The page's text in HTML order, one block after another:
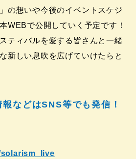
の想いや今後のイベントスケジ
WEBで公開していく予定です！
ティバルを愛する皆さんと一緒
新しい息吹を広げていけたらと
などはSNS等でも発信！